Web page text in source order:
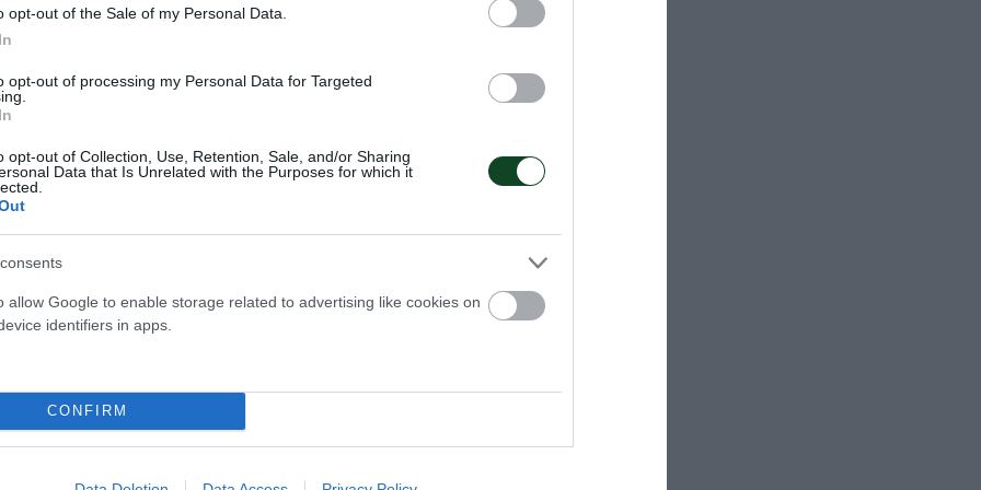
opt-out of the Sale of my Personal Data.
opt-out of processing my Personal Data for Targeted
opt-out of Collection, Use, Retention, Sale, and/or Sharing
Data that Is Unrelated with the Purposes for which it
allow Google to enable storage related to advertising like cookies on
identifiers in apps.
CONFIRM
Άνδρες-Γυναίκες
Άνδρες-Γυναίκες
ΕΚΟΦ Άνδρες-Γυναίκες
Γενική Βαθμολογία
Άνδρες
Άνδρες-Γ΄ Κατηγορία